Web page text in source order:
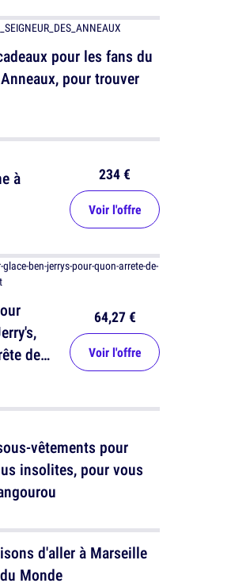
pour les fans du
pour trouver
à
234 €
Voir l'offre
de
64,27 €
Voir l'offre
vêtements pour
insolites, pour vous
d'aller à Marseille
Monde